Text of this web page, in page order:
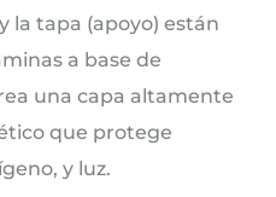
la tapa (apoyo) están
a base de
una capa altamente
que protege
y luz.